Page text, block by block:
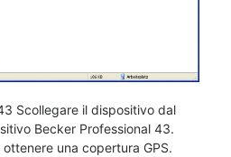
Scollegare il dispositivo dal
Becker Professional 43.
una copertura GPS.